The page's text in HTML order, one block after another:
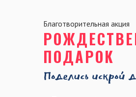
ПОДАРОК
Благотворительная акция